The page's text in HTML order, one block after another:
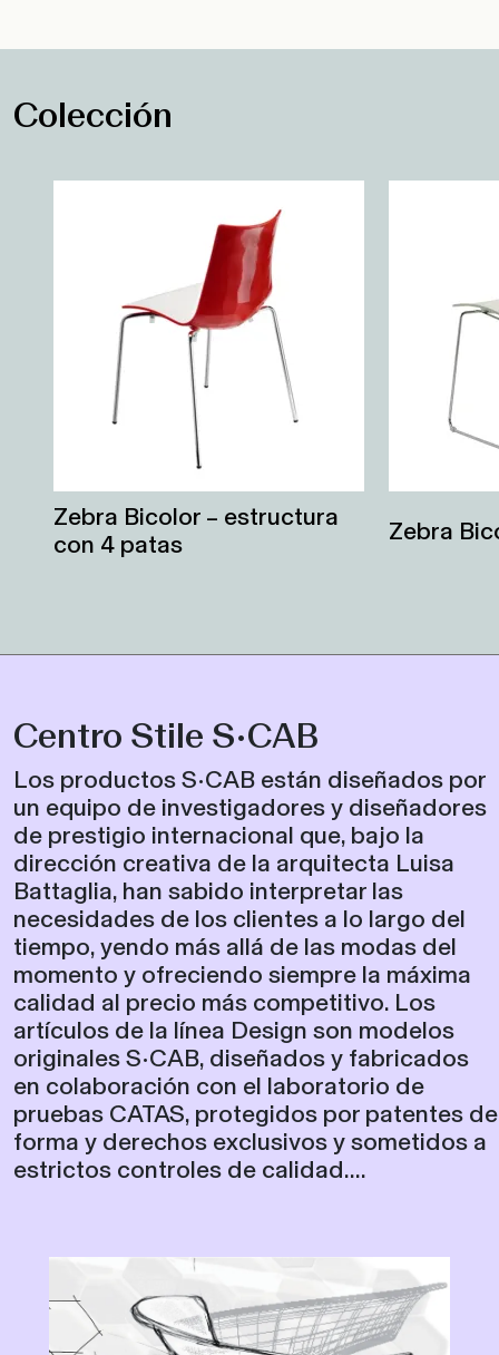
Colección
Zebra Bicolor – estructura
con 4 patas
Zebra
Centro Stile S•CAB
Los productos S•CAB están diseñados por
un equipo de investigadores y diseñadores
de prestigio internacional que, bajo la
dirección creativa de la arquitecta Luisa
Battaglia, han sabido interpretar las
necesidades de los clientes a lo largo del
tiempo, yendo más allá de las modas del
momento y ofreciendo siempre la máxima
calidad al precio más competitivo. Los
artículos de la línea Design son modelos
originales S•CAB, diseñados y fabricados
en colaboración con el laboratorio de
pruebas CATAS, protegidos por patentes de
forma y derechos exclusivos y sometidos a
estrictos controles de calidad....